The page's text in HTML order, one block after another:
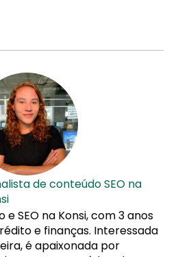
de conteúdo SEO na
SEO na Konsi, com 3 anos
e finanças. Interessada
é apaixonada por